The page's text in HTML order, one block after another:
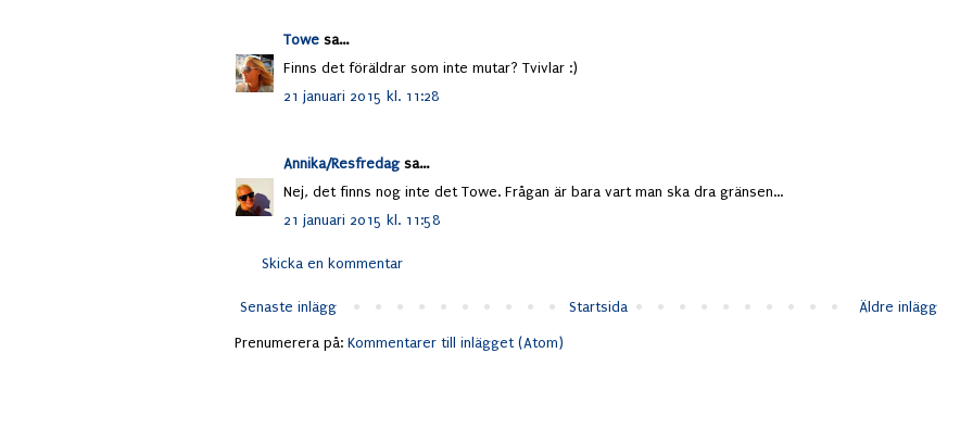
Towe sa...
Finns det föräldrar som inte mutar? Tvivlar :)
21 januari 2015 kl. 11:28
Annika/Resfredagsa...
Nej, det finns nog inte det Towe. Frågan är bara vart man ska dra gränsen...
21 januari 2015 kl. 11:58
Skicka en kommentar
Senaste inlägg Äldre inlägg
Startsida
Prenumerera på: Kommentarer till inlägget (Atom)